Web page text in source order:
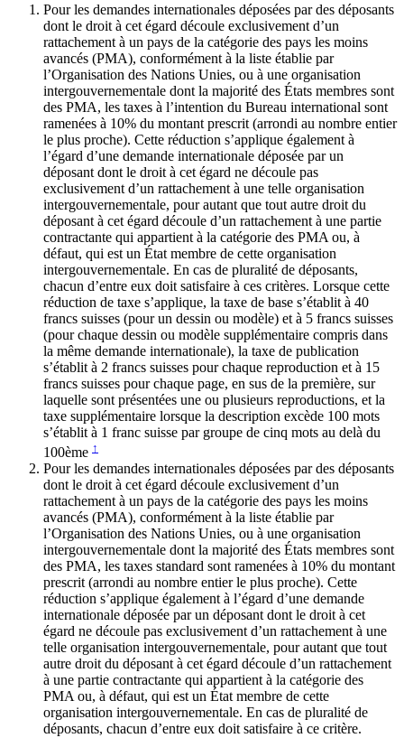
Pour les demandes internationales déposées par des déposants
dont le droit à cet égard découle exclusivement d’un
rattachement à un pays de la catégorie des pays les moins
avancés (PMA), conformément à la liste établie par
l’Organisation des Nations Unies, ou à une organisation
intergouvernementale dont la majorité des États membres sont
des PMA, les taxes à l’intention du Bureau international sont
ramenées à 10% du montant prescrit (arrondi au nombre entier
le plus proche). Cette réduction s’applique également à
l’égard d’une demande internationale déposée par un
déposant dont le droit à cet égard ne découle pas
exclusivement d’un rattachement à une telle organisation
intergouvernementale, pour autant que tout autre droit du
déposant à cet égard découle d’un rattachement à une partie
contractante qui appartient à la catégorie des PMA ou, à
défaut, qui est un État membre de cette organisation
intergouvernementale. En cas de pluralité de déposants,
chacun d’entre eux doit satisfaire à ces critères. Lorsque cette
réduction de taxe s’applique, la taxe de base s’établit à 40
francs suisses (pour un dessin ou modèle) et à 5 francs suisses
(pour chaque dessin ou modèle supplémentaire compris dans
la même demande internationale), la taxe de publication
s’établit à 2 francs suisses pour chaque reproduction et à 15
francs suisses pour chaque page, en sus de la première, sur
laquelle sont présentées une ou plusieurs reproductions, et la
taxe supplémentaire lorsque la description excède 100 mots
s’établit à 1 franc suisse par groupe de cinq mots au delà du
100ème ↑
Pour les demandes internationales déposées par des déposants
dont le droit à cet égard découle exclusivement d’un
rattachement à un pays de la catégorie des pays les moins
avancés (PMA), conformément à la liste établie par
l’Organisation des Nations Unies, ou à une organisation
intergouvernementale dont la majorité des États membres sont
des PMA, les taxes standard sont ramenées à 10% du montant
prescrit (arrondi au nombre entier le plus proche). Cette
réduction s’applique également à l’égard d’une demande
internationale déposée par un déposant dont le droit à cet
égard ne découle pas exclusivement d’un rattachement à une
telle organisation intergouvernementale, pour autant que tout
autre droit du déposant à cet égard découle d’un rattachement
à une partie contractante qui appartient à la catégorie des
PMA ou, à défaut, qui est un État membre de cette
organisation intergouvernementale. En cas de pluralité de
déposants, chacun d’entre eux doit satisfaire à ce critère.